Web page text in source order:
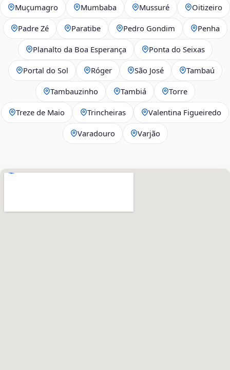
Muçumagro Mumbaba Mussuré Oitizeiro
Padre Zé Paratibe Pedro Gondim Penha
Planalto da Boa Esperança Ponta do Seixas
Portal do Sol Róger São José Tambaú
Tambauzinho Tambiá Torre
Treze de Maio Trincheiras Valentina Figueiredo
Varadouro Varjão